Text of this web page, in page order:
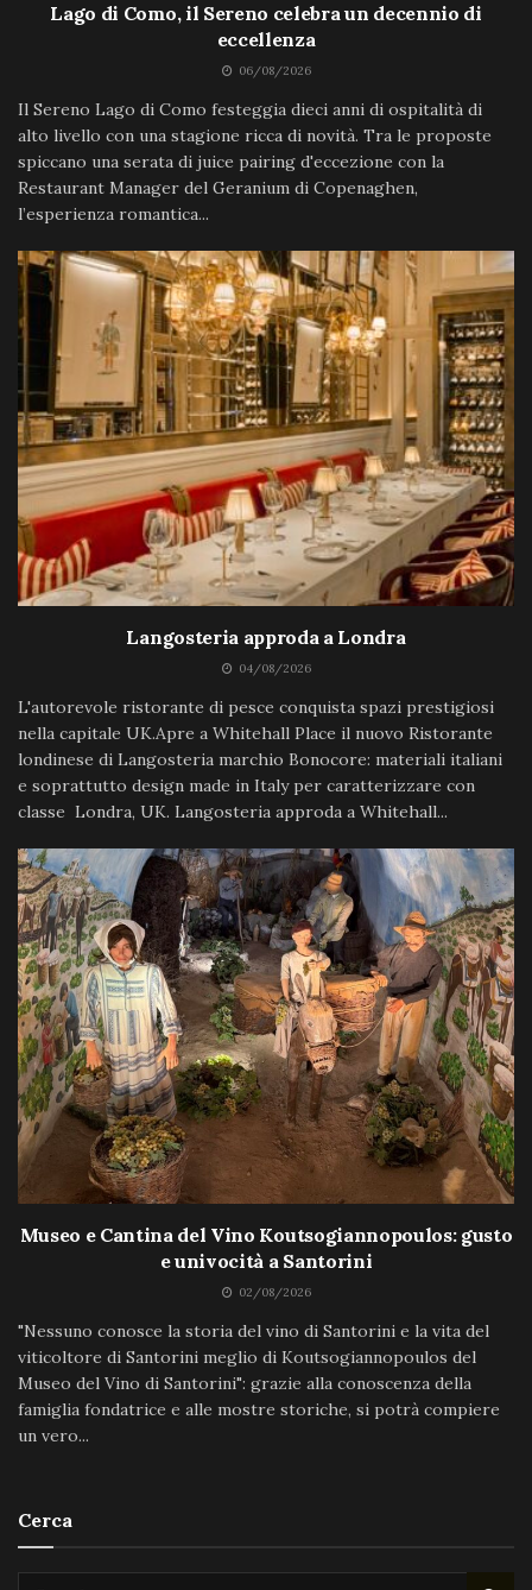
Lago di Como, il Sereno celebra un decennio di
eccellenza
06/08/2026
Il Sereno Lago di Como festeggia dieci anni di ospitalità di
alto livello con una stagione ricca di novità. Tra le proposte
spiccano una serata di juice pairing d'eccezione con la
Restaurant Manager del Geranium di Copenaghen,
l’esperienza romantica...
Langosteria approda a Londra
04/08/2026
L'autorevole ristorante di pesce conquista spazi prestigiosi
nella capitale UK.Apre a Whitehall Place il nuovo Ristorante
londinese di Langosteria marchio Bonocore: materiali italiani
e soprattutto design made in Italy per caratterizzare con
classe Londra, UK. Langosteria approda a Whitehall...
Museo e Cantina del Vino Koutsogiannopoulos: gusto
e univocità a Santorini
02/08/2026
"Nessuno conosce la storia del vino di Santorini e la vita del
viticoltore di Santorini meglio di Koutsogiannopoulos del
Museo del Vino di Santorini": grazie alla conoscenza della
famiglia fondatrice e alle mostre storiche, si potrà compiere
un vero...
Cerca